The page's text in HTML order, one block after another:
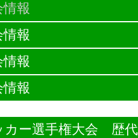
報
報
報
報
カー選手権大会 歴